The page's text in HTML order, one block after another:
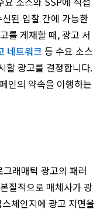
된 입찰 간에 가능한
를 게재할 때, 광고 서
네트워크 등 수요 소스
할 광고를 결정합니다.
인의 약속을 이행하는
래매틱 광고의 패러
질적으로 매체사가 광
체인지에 광고 지면을